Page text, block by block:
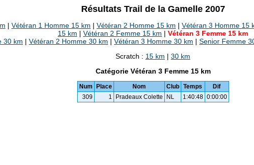
Résultats Trail de la Gamelle 2007
| Vétéran 1 Homme 15 km | Vétéran 2 Homme 15 km | Vétéran 3 Homme 15
15 km | Vétéran 2 Femme 15 km | Vétéran 3 Femme 15 km
30 km | Vétéran 2 Homme 30 km | Vétéran 3 Homme 30 km | Senior Femme
Scratch : 15 km | 30 km
Catégorie Vétéran 3 Femme 15 km
Num Place Nom Club Temps
Dif
309
1 Pradeaux Colette NL 1:40:48 0:00:00